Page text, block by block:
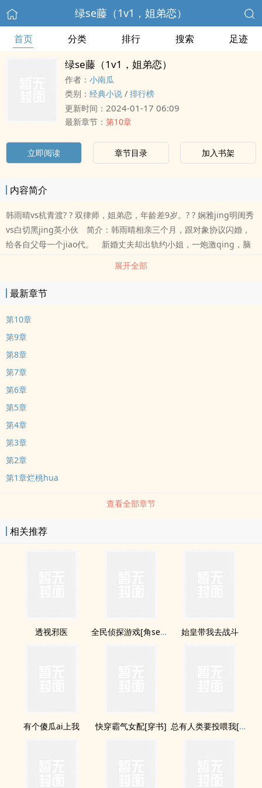
绿se藤（1v1，姐弟恋）
首页 分类 排行 搜索 足迹
绿se藤（1v1，姐弟恋）
作者： 小南瓜
类别： 经典小说 / 排行榜
更新时间： 2024-01-17 06:09
最新章节： 第10章
立即阅读 章节目录 加入书架
内容简介
韩雨晴vs杭青渡? ? 双律师，姐弟恋，年龄差9岁。? ? 娴雅jing明闺秀
vs白切黑jing英小伙 简介：韩雨晴相亲三个月，跟对象协议闪婚，
给各自父母一个jiao代。 新婚丈夫却出轨约小姐，一炮激qing，脑
re上tou亢奋死亡，成了她tou上的锅盖耻辱。 留给她一个还在上初
中的弟弟和shenti不好的父母亲。? ? 韩雨晴决定送佛到西，想资助杭
青渡上完大学，功成shen退。 可怎么回事？ ......她跟弟弟gun到
碎碎念。
展开全部
最新章节
第10章
第9章
第8章
第7章
第6章
第5章
第4章
第3章
第2章
第1章烂桃hua
查看全部章节
相关推荐
透视邪医 全民侦探游戏[角se扮演] 始皇带我去战斗
有个傻瓜ai上我 快穿霸气女配[穿书] 总有人类要投喂我[末世]